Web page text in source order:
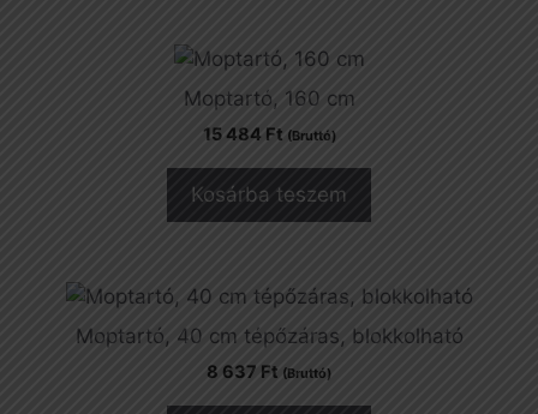
Moptartó, 160 cm
15 484 Ft (Bruttó)
Kosárba teszem
Moptartó, 40 cm tépőzáras, blokkolható
8 637 Ft (Bruttó)